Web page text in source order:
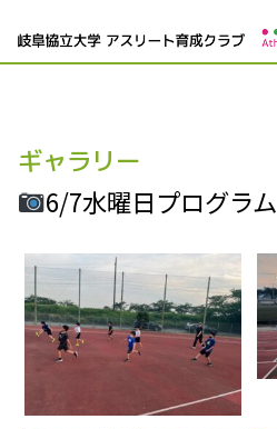
ギャラリー
6/7水曜日プログラム